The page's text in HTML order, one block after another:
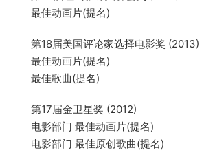
最佳动画片(提名)
第18届美国评论家选择电影奖 (2013)
最佳动画片(提名)
最佳歌曲(提名)
第17届金卫星奖 (2012)
电影部门 最佳动画片(提名)
电影部门 最佳原创歌曲(提名)